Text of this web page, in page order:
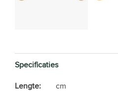
Specificaties
Lengte:
cm